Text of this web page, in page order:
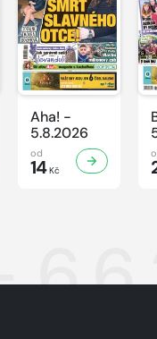
Aha! -
5.8.2026
od
14Kč